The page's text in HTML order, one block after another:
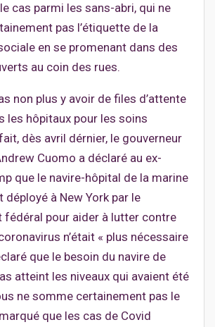
cas parmi les sans-abri, qui ne
pas l’étiquette de la
en se promenant dans des
au coin des rues.
non plus y avoir de files d’attente
les hôpitaux pour les soins
dès avril dérnier, le gouverneur
Cuomo a déclaré au ex-
que le navire-hôpital de la marine
déployé à New York par le
fédéral pour aider à lutter contre
n’était « plus nécessaire
que le besoin du navire de
atteint les niveaux qui avaient été
ne somme certainement pas le
que les cas de Covid